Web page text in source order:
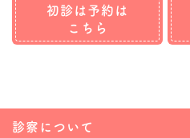
初診は予約は
こちら
診察について